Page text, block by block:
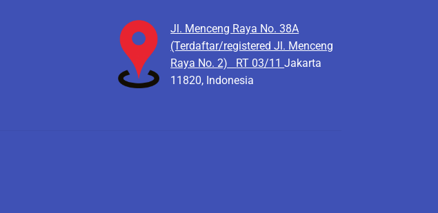
Jl. Menceng Raya No. 38A
(Terdaftar/registered Jl. Menceng
Raya No. 2) RT 03/11Jakarta
11820, Indonesia